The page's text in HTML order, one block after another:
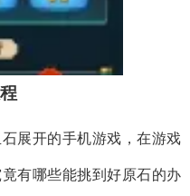
展开的手机游戏，在游戏
有哪些能挑到好原石的办